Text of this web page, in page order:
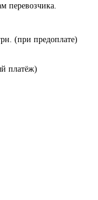
перевозчика.
(при предоплате)
платёж)